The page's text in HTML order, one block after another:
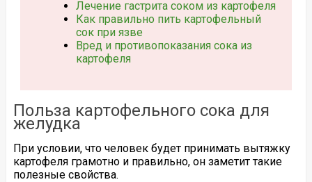
Лечение гастрита соком из картофеля
Как правильно пить картофельный
сок при язве
Вред и противопоказания сока из
картофеля
Польза картофельного сока для
желудка
При условии, что человек будет принимать вытяжку
картофеля грамотно и правильно, он заметит такие
полезные свойства.